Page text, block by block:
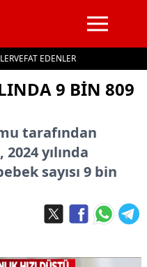
VEFAT EDENLER
9 BİN 809
tarafından
yılında
sayısı 9 bin